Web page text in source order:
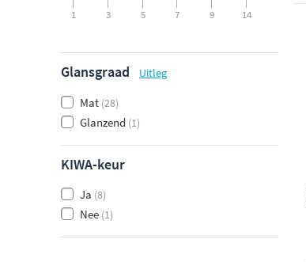
1 3 5 7 9 14
Glansgraad Uitleg
Mat (28)
Glanzend (1)
KIWA-keur
Ja (8)
Nee (1)